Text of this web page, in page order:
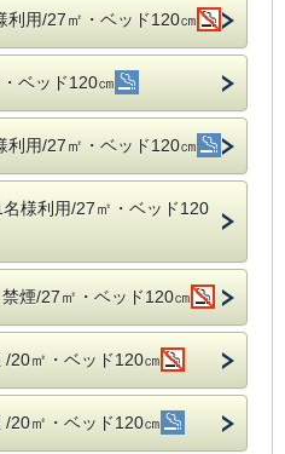
用/27㎡・ベッド120㎝
ベッド120㎝
用/27㎡・ベッド120㎝
様利用/27㎡・ベッド120
煙/27㎡・ベッド120㎝
20㎡・ベッド120㎝
20㎡・ベッド120㎝